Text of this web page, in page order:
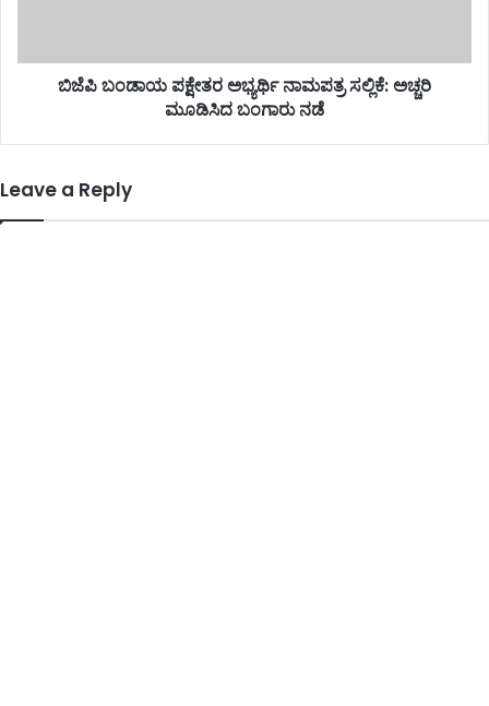
ಬಿಜೆಪಿ ಬಂಡಾಯ ಪಕ್ಷೇತರ ಅಭ್ಯರ್ಥಿ ನಾಮಪತ್ರ ಸಲ್ಲಿಕೆ: ಅಚ್ಚರಿ
ಮೂಡಿಸಿದ ಬಂಗಾರು ನಡೆ
Leave a Reply